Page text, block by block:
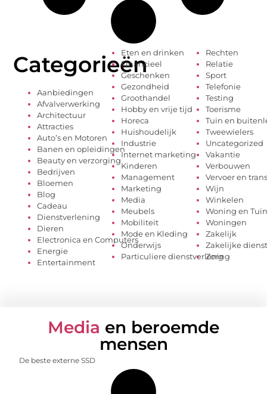
Categorieën
Aanbiedingen
Afvalverwerking
Architectuur
Attracties
Auto’s en Motoren
Banen en opleidingen
Beauty en verzorging
Bedrijven
Bloemen
Blog
Cadeau
Dienstverlening
Dieren
Electronica en Computers
Energie
Entertainment
Eten en drinken
Financieel
Geschenken
Gezondheid
Groothandel
Hobby en vrije tijd
Horeca
Huishoudelijk
Industrie
Internet marketing
Kinderen
Management
Marketing
Media
Meubels
Mobiliteit
Mode en Kleding
Onderwijs
Particuliere dienstverlening
Rechten
Relatie
Sport
Telefonie
Testing
Toerisme
Tuin en
Tweewielers
Uncategorized
Vakantie
Verbouwen
Vervoer en
Wijn
Winkelen
Woning en Tuin
Woningen
Zakelijk
Zakelijke
Zorg
Media en beroemde
mensen
De beste externe SSD